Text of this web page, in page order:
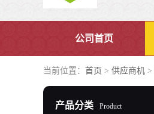
公司首页
当前位置： 首页 > 供应商机 >
产品分类 Product